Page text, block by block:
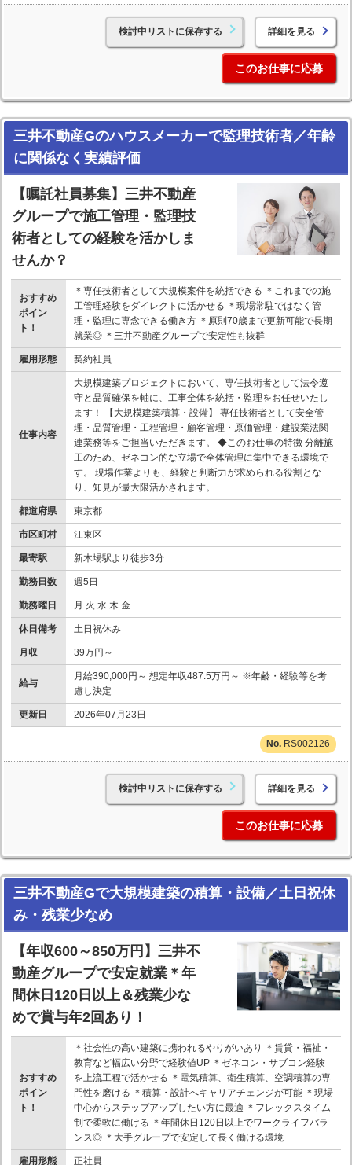
検討中リストに保存する 詳細を見る
このお仕事に応募
三井不動産Gのハウスメーカーで監理技術者／年齢
に関係なく実績評価
【嘱託社員募集】三井不動産
グループで施工管理・監理技
術者としての経験を活かしま
せんか？
おすすめ
ポイン
ト！
＊専任技術者として大規模案件を統括できる ＊これまでの施
工管理経験をダイレクトに活かせる ＊現場常駐ではなく管
理・監理に専念できる働き方 ＊原則70歳まで更新可能で長期
就業◎ ＊三井不動産グループで安定性も抜群
雇用形態 契約社員
仕事内容
大規模建築プロジェクトにおいて、専任技術者として法令遵
守と品質確保を軸に、工事全体を統括・監理をお任せいたし
ます！ 【大規模建築積算・設備】 専任技術者として安全管
理・品質管理・工程管理・顧客管理・原価管理・建設業法関
連業務等をご担当いただきます。 ◆このお仕事の特徴 分離施
工のため、ゼネコン的な立場で全体管理に集中できる環境で
す。 現場作業よりも、経験と判断力が求められる役割とな
り、知見が最大限活かされます。
都道府県 東京都
市区町村 江東区
最寄駅 新木場駅より徒歩3分
勤務日数 週5日
勤務曜日 月 火 水 木 金
休日備考 土日祝休み
月収 39万円～
給与
月給390,000円～ 想定年収487.5万円～ ※年齢・経験等を考
慮し決定
更新日 2026年07月23日
RS002126
検討中リストに保存する 詳細を見る
このお仕事に応募
三井不動産Gで大規模建築の積算・設備／土日祝休
み・残業少なめ
【年収600～850万円】三井不
動産グループで安定就業＊年
間休日120日以上＆残業少な
めで賞与年2回あり！
おすすめ
ポイン
ト！
＊社会性の高い建築に携われるやりがいあり ＊賃貸・福祉・
教育など幅広い分野で経験値UP ＊ゼネコン・サブコン経験
を上流工程で活かせる ＊電気積算、衛生積算、空調積算の専
門性を磨ける ＊積算・設計へキャリアチェンジが可能 ＊現場
中心からステップアップしたい方に最適 ＊フレックスタイム
制で柔軟に働ける ＊年間休日120日以上でワークライフバラ
ンス◎ ＊大手グループで安定して長く働ける環境
雇用形態 正社員